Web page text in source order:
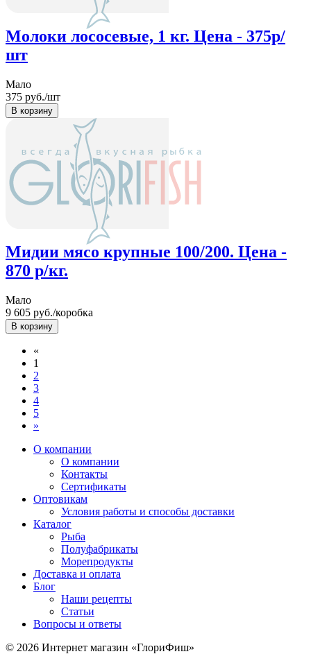
Молоки лососевые, 1 кг. Цена - 375р/
шт
Мало
375 руб./шт
Мидии мясо крупные 100/200. Цена -
870 р/кг.
Мало
9 605 руб./коробка
«
1
2
3
4
5
»
О компании
О компании
Контакты
Сертификаты
Оптовикам
Условия работы и способы доставки
Каталог
Рыба
Полуфабрикаты
Морепродукты
Доставка и оплата
Блог
Наши рецепты
Статьи
Вопросы и ответы
© 2026 Интернет магазин «ГлориФиш»